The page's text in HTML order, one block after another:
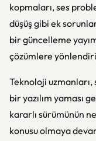
kopmaları, ses
düşüş gibi ek
bir güncelleme
çözümlere
Teknoloji uzmanları,
bir yazılım yaması
kararlı sürümünün
konusu olmaya